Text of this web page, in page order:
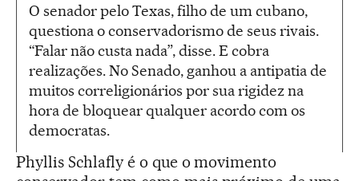
O senador pelo Texas, filho de um cubano,
questiona o conservadorismo de seus rivais.
“Falar não custa nada”, disse. E cobra
realizações. No Senado, ganhou a antipatia de
muitos correligionários por sua rigidez na
hora de bloquear qualquer acordo com os
democratas.
Phyllis Schlafly é o que o movimento